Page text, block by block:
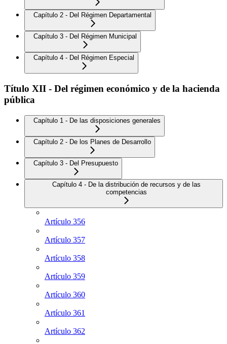
Capítulo 2 - Del Régimen Departamental
Capítulo 3 - Del Régimen Municipal
Capítulo 4 - Del Régimen Especial
Título XII - Del régimen económico y de la hacienda
pública
Capítulo 1 - De las disposiciones generales
Capítulo 2 - De los Planes de Desarrollo
Capítulo 3 - Del Presupuesto
Capítulo 4 - De la distribución de recursos y de las
competencias
Artículo 356
Artículo 357
Artículo 358
Artículo 359
Artículo 360
Artículo 361
Artículo 362